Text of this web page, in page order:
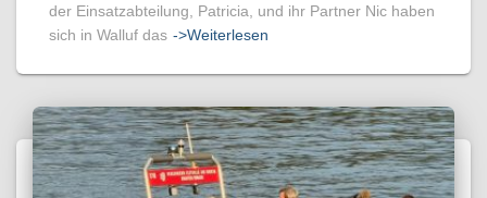
der Einsatzabteilung, Patricia, und ihr Partner Nic haben
sich in Walluf das ->Weiterlesen